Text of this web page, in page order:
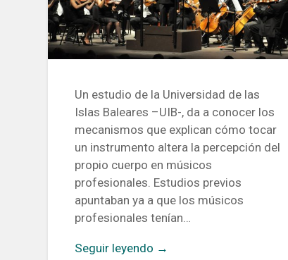
Un estudio de la Universidad de las
Islas Baleares –UIB-, da a conocer los
mecanismos que explican cómo tocar
un instrumento altera la percepción del
propio cuerpo en músicos
profesionales. Estudios previos
apuntaban ya a que los músicos
profesionales tenían…
Seguir leyendo →